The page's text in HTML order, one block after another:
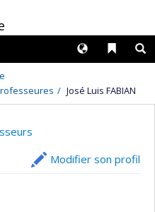
Liens
Langues
José Luis FABIAN
Modifier son profil